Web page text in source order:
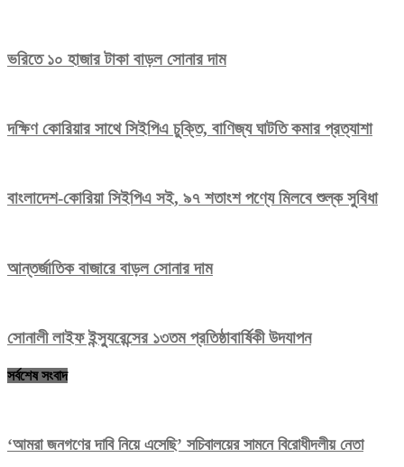
ভরিতে ১০ হাজার টাকা বাড়ল সোনার দাম
দক্ষিণ কোরিয়ার সাথে সিইপিএ চুক্তি, বাণিজ্য ঘাটতি কমার প্রত্যাশা
বাংলাদেশ-কোরিয়া সিইপিএ সই, ৯৭ শতাংশ পণ্যে মিলবে শুল্ক সুবিধা
আন্তর্জাতিক বাজারে বাড়ল সোনার দাম
সোনালী লাইফ ইন্স্যুরেন্সের ১৩তম প্রতিষ্ঠাবার্ষিকী উদযাপন
সর্বশেষ সংবাদ
‘আমরা জনগণের দাবি নিয়ে এসেছি’ সচিবালয়ের সামনে বিরোধীদলীয় নেতা